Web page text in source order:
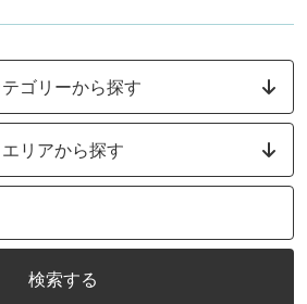
ゴリーから探す
エリアから探す
検索する